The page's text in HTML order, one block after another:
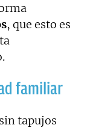
, que esto es
.
familiar
tapujos